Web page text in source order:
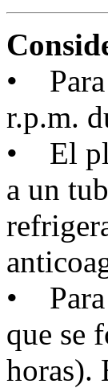
• Para
r.p.m.
• El
a un
• Para
que se
horas).